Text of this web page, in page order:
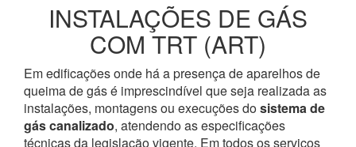
INSTALAÇÕES DE GÁS
COM TRT (ART)
Em edificações onde há a presença de aparelhos de
queima de gás é imprescindível que seja realizada as
instalações, montagens ou execuções dosistema de
gás canalizado, atendendo as especificações
técnicas da legislação vigente. Em todos os serviços